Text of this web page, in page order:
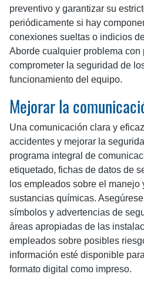
preventivo y garantizar su
periódicamente si hay
conexiones sueltas o indicios
Aborde cualquier problema con
comprometer la seguridad de
funcionamiento del equipo.
Mejorar la
Una comunicación clara y
accidentes y mejorar la
programa integral de
etiquetado, fichas de datos de
los empleados sobre el
sustancias químicas.
símbolos y advertencias de
áreas apropiadas de las
empleados sobre posibles
información esté disponible
formato digital como impreso.